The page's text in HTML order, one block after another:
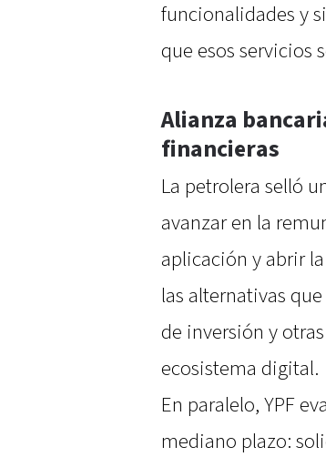
funcionalidades y
que esos servicios
Alianza
financieras
La petrolera selló
avanzar en la
aplicación y abrir
las alternativas
de inversión y
ecosistema digital.
En paralelo, YPF
mediano plazo: